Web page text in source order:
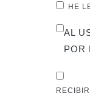
HE
AL
POR